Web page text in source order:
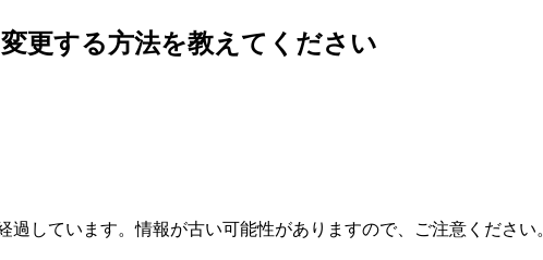
更する方法を教えてください
しています。情報が古い可能性がありますので、ご注意ください。